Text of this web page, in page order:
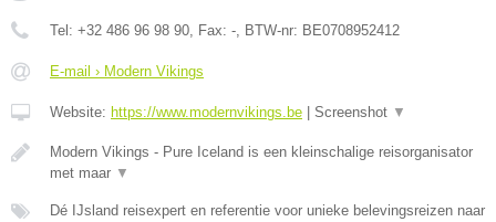
Tel: +32 486 96 98 90, Fax: -, BTW-nr: BE0708952412
E-mail › Modern Vikings
Website: https://www.modernvikings.be Screenshot ▼
Modern Vikings - Pure Iceland is een kleinschalige reisorganisator
met maar ▼
Dé IJsland reisexpert en referentie voor unieke belevingsreizen naar